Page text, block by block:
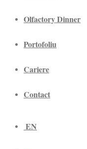
Olfactory Dinner
Portofoliu
Cariere
Contact
EN